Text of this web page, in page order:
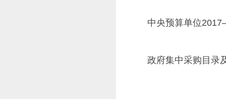
中央预算单位
政府集中采购目录